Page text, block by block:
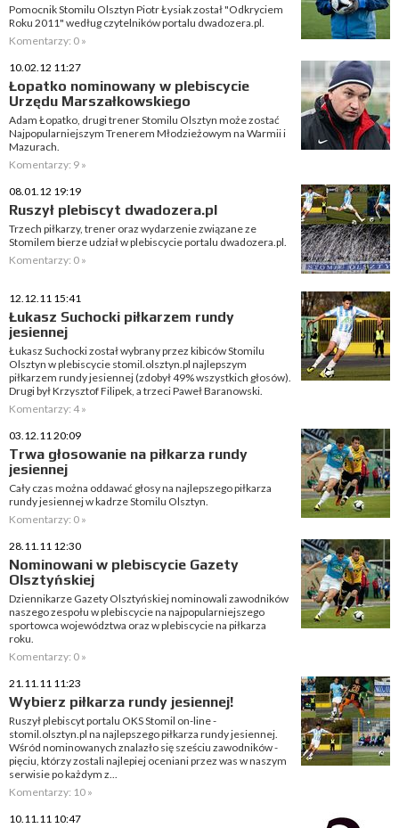
Pomocnik Stomilu Olsztyn Piotr Łysiak został "Odkryciem
Roku 2011" według czytelników portalu dwadozera.pl.
Komentarzy: 0 »
10.02.12 11:27
Łopatko nominowany w plebiscycie
Urzędu Marszałkowskiego
Adam Łopatko, drugi trener Stomilu Olsztyn może zostać
Najpopularniejszym Trenerem Młodzieżowym na Warmii i
Mazurach.
Komentarzy: 9 »
08.01.12 19:19
Ruszył plebiscyt dwadozera.pl
Trzech piłkarzy, trener oraz wydarzenie związane ze
Stomilem bierze udział w plebiscycie portalu dwadozera.pl.
Komentarzy: 0 »
12.12.11 15:41
Łukasz Suchocki piłkarzem rundy
jesiennej
Łukasz Suchocki został wybrany przez kibiców Stomilu
Olsztyn w plebiscycie stomil.olsztyn.pl najlepszym
piłkarzem rundy jesiennej (zdobył 49% wszystkich głosów).
Drugi był Krzysztof Filipek, a trzeci Paweł Baranowski.
Komentarzy: 4 »
03.12.11 20:09
Trwa głosowanie na piłkarza rundy
jesiennej
Cały czas można oddawać głosy na najlepszego piłkarza
rundy jesiennej w kadrze Stomilu Olsztyn.
Komentarzy: 0 »
28.11.11 12:30
Nominowani w plebiscycie Gazety
Olsztyńskiej
Dziennikarze Gazety Olsztyńskiej nominowali zawodników
naszego zespołu w plebiscycie na najpopularniejszego
sportowca województwa oraz w plebiscycie na piłkarza
roku.
Komentarzy: 0 »
21.11.11 11:23
Wybierz piłkarza rundy jesiennej!
Ruszył plebiscyt portalu OKS Stomil on-line -
stomil.olsztyn.pl na najlepszego piłkarza rundy jesiennej.
Wśród nominowanych znalazło się sześciu zawodników -
pięciu, którzy zostali najlepiej oceniani przez was w naszym
serwisie po każdym z...
Komentarzy: 10 »
10.11.11 10:47